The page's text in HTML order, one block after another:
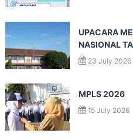
UPACARA
NASIONAL
23 July 2026
MPLS 2026
15 July 2026